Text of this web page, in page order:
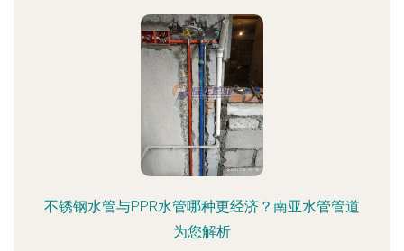
不锈钢水管与PPR水管哪种更经济？南亚水管管道
为您解析